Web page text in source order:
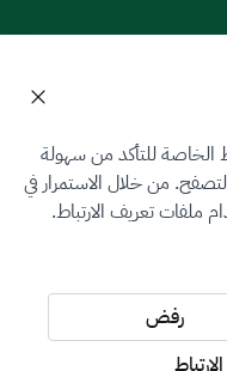
الخاصة للتأكد من سهولة
من خلال الاستمرار في
ملفات تعريف الارتباط.
رفض